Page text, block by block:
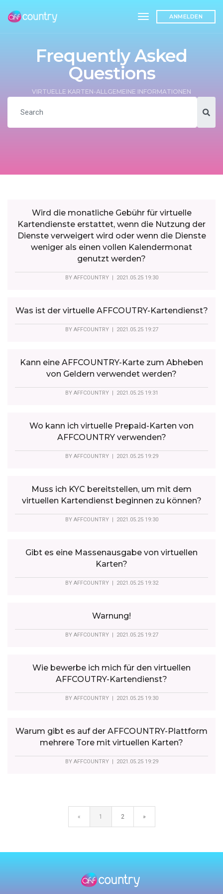
toggle navigation
ANMELDEN
Frequently Asked
Questions
VIRTUELLE KARTEN-ALLGEMEINE INFORMATIONEN
Wird die monatliche Gebühr für virtuelle
Kartendienste erstattet, wenn die Nutzung der
Dienste verweigert wird oder wenn die Dienste
weniger als einen vollen Kalendermonat
genutzt werden?
BY AFFCOUNTRY| 2021.05.25 19:30
Was ist der virtuelle AFFCOUTRY-Kartendienst?
BY AFFCOUNTRY| 2021.05.25 19:27
Kann eine AFFCOUNTRY-Karte zum Abheben
von Geldern verwendet werden?
BY AFFCOUNTRY| 2021.05.25 19:31
Wo kann ich virtuelle Prepaid-Karten von
AFFCOUNTRY verwenden?
BY AFFCOUNTRY| 2021.05.25 19:29
Muss ich KYC bereitstellen, um mit dem
virtuellen Kartendienst beginnen zu können?
BY AFFCOUNTRY| 2021.05.25 19:30
Gibt es eine Massenausgabe von virtuellen
Karten?
BY AFFCOUNTRY| 2021.05.25 19:32
Warnung!
BY AFFCOUNTRY| 2021.05.25 19:27
Wie bewerbe ich mich für den virtuellen
AFFCOUTRY-Kartendienst?
BY AFFCOUNTRY| 2021.05.25 19:30
Warum gibt es auf der AFFCOUNTRY-Plattform
mehrere Tore mit virtuellen Karten?
BY AFFCOUNTRY| 2021.05.25 19:29
« 1 2 »